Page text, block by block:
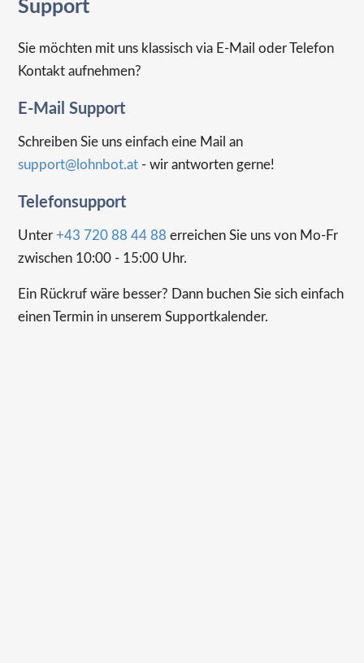
Support
Sie möchten mit uns klassisch via E-Mail oder Telefon
Kontakt aufnehmen?
E-Mail Support
Schreiben Sie uns einfach eine Mail an
support@lohnbot.at - wir antworten gerne!
Telefonsupport
Unter +43 720 88 44 88 erreichen Sie uns von Mo-Fr
zwischen 10:00 - 15:00 Uhr.
Ein Rückruf wäre besser? Dann buchen Sie sich einfach
einen Termin in unserem Supportkalender.